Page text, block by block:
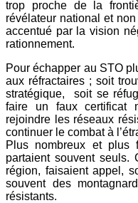
trop proche de la
révélateur national et
accentué par la vision
rationnement.
Pour échapper au STO
aux réfractaires ; soit
stratégique, soit se
faire un faux certificat
rejoindre les réseaux
continuer le combat à
Plus nombreux et plus
partaient souvent seuls.
région, faisaient appel,
souvent des
résistants.